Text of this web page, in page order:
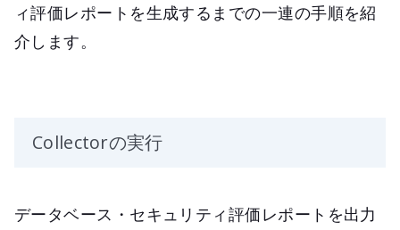
ィ評価レポートを生成するまでの一連の手順を紹
介します。
Collectorの実行
データベース・セキュリティ評価レポートを出力